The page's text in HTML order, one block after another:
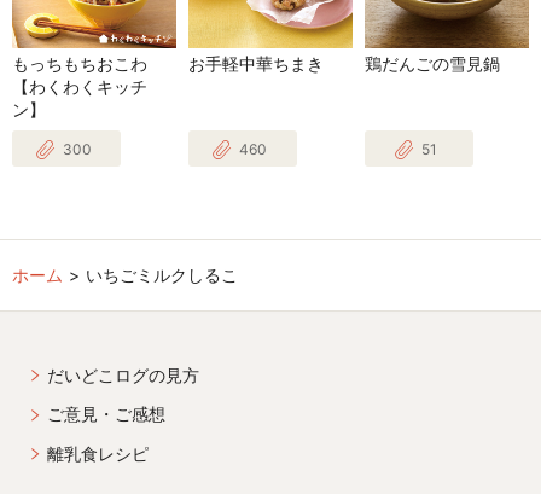
もっちもちおこわ
【わくわくキッチ
ン】
300
お手軽中華ちまき
460
鶏だんごの雪見鍋
51
ホーム いちごミルクしるこ
だいどこログの見方
ご意見・ご感想
離乳食レシピ